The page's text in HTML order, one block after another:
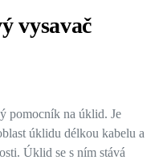
vysavač
pomocník na úklid. Je
úklidu délkou kabelu a
Úklid se s ním stává